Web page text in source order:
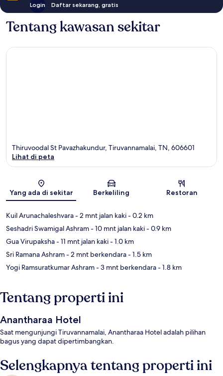
Login Daftar sekarang, gratis
Tentang kawasan sekitar
Peta
Thiruvoodal St Pavazhakundur, Tiruvannamalai, TN, 606601
Lihat di peta
Yang ada di sekitar Berkeliling Restoran
Kuil Arunachaleshvara- 2 mnt jalan kaki- 0.2 km
Seshadri Swamigal Ashram- 10 mnt jalan kaki- 0.9 km
Gua Virupaksha- 11 mnt jalan kaki- 1.0 km
Sri Ramana Ashram- 2 mnt berkendara- 1.5 km
Yogi Ramsuratkumar Ashram- 3 mnt berkendara- 1.8 km
Tentang properti ini
Anantharaa Hotel
Saat mengunjungi Tiruvannamalai, Anantharaa Hotel adalah pilihan
bagus yang dapat dipertimbangkan.
Selengkapnya tentang properti ini